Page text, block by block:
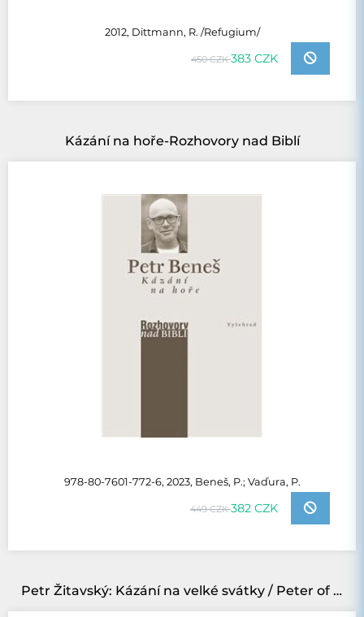
2012, Dittmann, R. /Refugium/
450 CZK383 CZK
Kázání na hoře-Rozhovory nad Biblí
978-80-7601-772-6, 2023, Beneš, P.; Vaďura, P.
449 CZK382 CZK
Petr Žitavský: Kázání na velké svátky / Peter of Zittau: Sermons on the Principal Feasts